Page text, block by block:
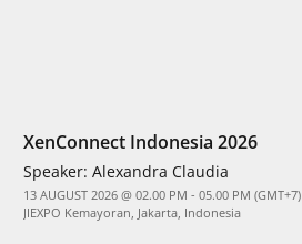
XenConnect Indonesia 2026
Speaker: Alexandra Claudia
13 AUGUST 2026 @ 02.00 PM - 05.00 PM (GMT+7)
JIEXPO Kemayoran, Jakarta, Indonesia